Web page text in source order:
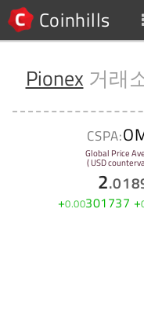
Coinhills
Pionex 거래
CSPA:
Global Price
( USD
2.
+0.00301737 +